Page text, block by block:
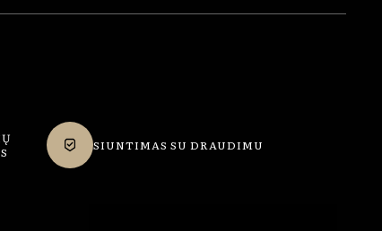
SIUNTIMAS SU DRAUDIMU